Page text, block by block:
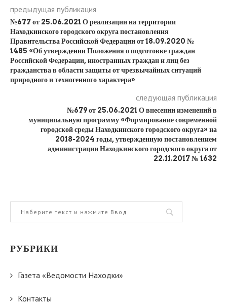
предыдущая публикация
№677 от 25.06.2021 О реализации на территории
Находкинского городского округа постановления
Правительства Российской Федерации от 18.09.2020 №
1485 «Об утверждении Положения о подготовке граждан
Российской Федерации, иностранных граждан и лиц без
гражданства в области защиты от чрезвычайных ситуаций
природного и техногенного характера»
следующая публикация
№679 от 25.06.2021 О внесении изменений в
муниципальную программу «Формирование современной
городской среды Находкинского городского округа» на
2018-2024 годы, утвержденную постановлением
администрации Находкинского городского округа от
22.11.2017 № 1632
РУБРИКИ
Газета «Ведомости Находки»
Контакты